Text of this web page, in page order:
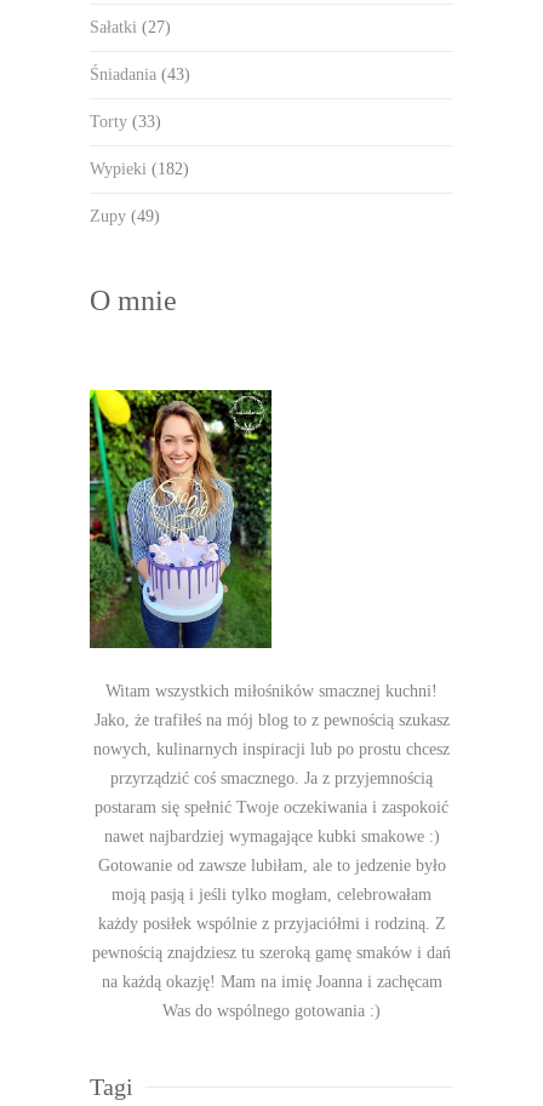
Sałatki (27)
Śniadania (43)
Torty (33)
Wypieki (182)
Zupy (49)
O mnie
Witam wszystkich miłośników smacznej kuchni!
Jako, że trafiłeś na mój blog to z pewnością szukasz
nowych, kulinarnych inspiracji lub po prostu chcesz
przyrządzić coś smacznego. Ja z przyjemnością
postaram się spełnić Twoje oczekiwania i zaspokoić
nawet najbardziej wymagające kubki smakowe :)
Gotowanie od zawsze lubiłam, ale to jedzenie było
moją pasją i jeśli tylko mogłam, celebrowałam
każdy posiłek wspólnie z przyjaciółmi i rodziną. Z
pewnością znajdziesz tu szeroką gamę smaków i dań
na każdą okazję! Mam na imię Joanna i zachęcam
Was do wspólnego gotowania :)
Tagi